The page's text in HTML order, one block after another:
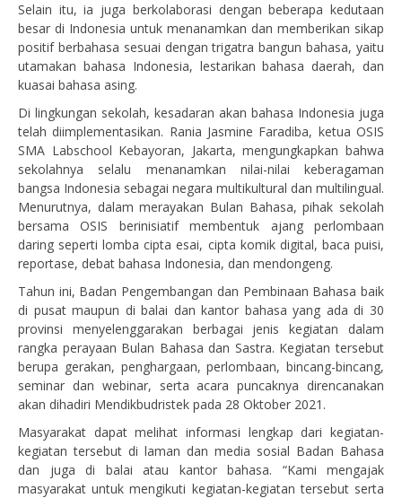
Selain itu, ia juga berkolaborasi dengan beberapa kedutaan
besar di Indonesia untuk menanamkan dan memberikan sikap
positif berbahasa sesuai dengan trigatra bangun bahasa, yaitu
utamakan bahasa Indonesia, lestarikan bahasa daerah, dan
kuasai bahasa asing.
Di lingkungan sekolah, kesadaran akan bahasa Indonesia juga
telah diimplementasikan. Rania Jasmine Faradiba, ketua OSIS
SMA Labschool Kebayoran, Jakarta, mengungkapkan bahwa
sekolahnya selalu menanamkan nilai-nilai keberagaman
bangsa Indonesia sebagai negara multikultural dan multilingual.
Menurutnya, dalam merayakan Bulan Bahasa, pihak sekolah
bersama OSIS berinisiatif membentuk ajang perlombaan
daring seperti lomba cipta esai, cipta komik digital, baca puisi,
reportase, debat bahasa Indonesia, dan mendongeng.
Tahun ini, Badan Pengembangan dan Pembinaan Bahasa baik
di pusat maupun di balai dan kantor bahasa yang ada di 30
provinsi menyelenggarakan berbagai jenis kegiatan dalam
rangka perayaan Bulan Bahasa dan Sastra. Kegiatan tersebut
berupa gerakan, penghargaan, perlombaan, bincang-bincang,
seminar dan webinar, serta acara puncaknya direncanakan
akan dihadiri Mendikbudristek pada 28 Oktober 2021.
Masyarakat dapat melihat informasi lengkap dari kegiatan-
kegiatan tersebut di laman dan media sosial Badan Bahasa
dan juga di balai atau kantor bahasa. “Kami mengajak
masyarakat untuk mengikuti kegiatan-kegiatan tersebut serta